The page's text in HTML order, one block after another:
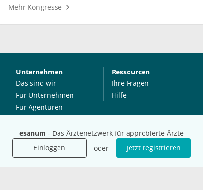
esanum - Das Ärztenetzwerk für approbierte Ärzte
Einloggen
oder Jetzt registrieren
Mehr Kongresse
Unternehmen
Das sind wir
Für Unternehmen
Für Agenturen
Presse
Karriere
Jobs
Ressourcen
Ihre Fragen
Hilfe